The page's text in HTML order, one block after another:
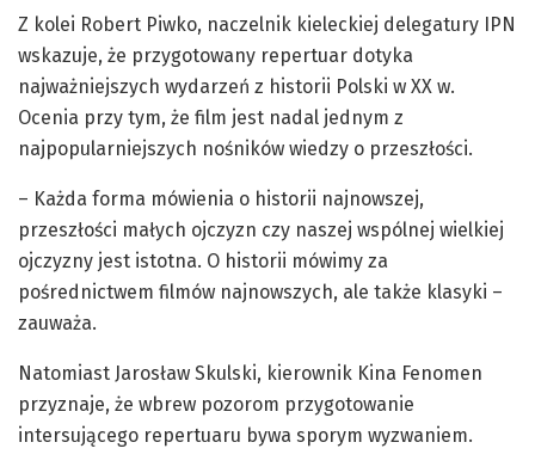
Z kolei Robert Piwko, naczelnik kieleckiej delegatury IPN
wskazuje, że przygotowany repertuar dotyka
najważniejszych wydarzeń z historii Polski w XX w.
Ocenia przy tym, że film jest nadal jednym z
najpopularniejszych nośników wiedzy o przeszłości.
– Każda forma mówienia o historii najnowszej,
przeszłości małych ojczyzn czy naszej wspólnej wielkiej
ojczyzny jest istotna. O historii mówimy za
pośrednictwem filmów najnowszych, ale także klasyki –
zauważa.
Natomiast Jarosław Skulski, kierownik Kina Fenomen
przyznaje, że wbrew pozorom przygotowanie
intersującego repertuaru bywa sporym wyzwaniem.